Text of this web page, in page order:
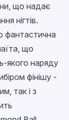
що надає
нігтів.
фантастична
що
якого наряду
фінішу -
так і з